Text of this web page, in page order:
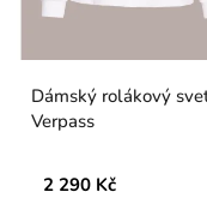
Dámský rolákový
Verpass
2 290 Kč